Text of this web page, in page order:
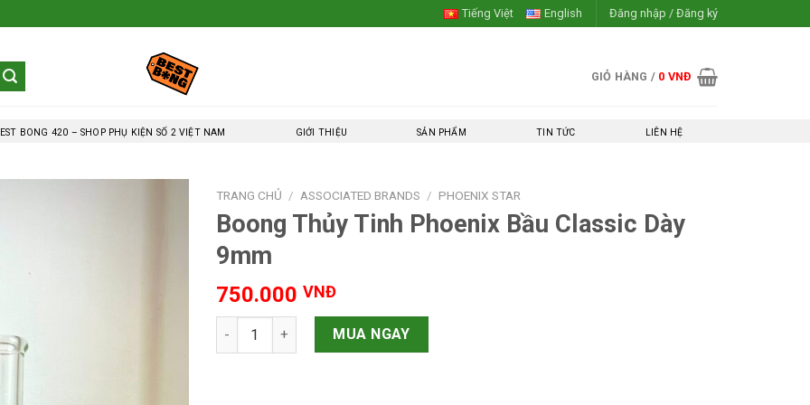
Tiếng Việt English Đăng nhập / Đăng ký
GIỎ HÀNG / 0 VNĐ
BONG 420 – SHOP PHỤ KIỆN SỐ 2 VIỆT NAM GIỚI THIỆU SẢN PHẨM TIN TỨC LIÊN HỆ
TRANG CHỦ / ASSOCIATED BRANDS / PHOENIX STAR
Boong Thủy Tinh Phoenix Bầu Classic Dày
9mm
750.000 VNĐ
Boong Thủy Tinh Phoenix Bầu Classic Dày 9mm số lượng
MUA NGAY